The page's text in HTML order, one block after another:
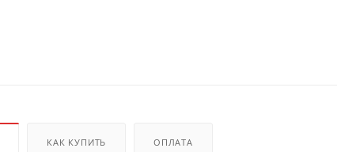
КАК КУПИТЬ ОПЛАТА